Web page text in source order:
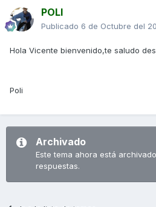
POLI
Publicado 6 de Octubre del
Hola Vicente bienvenido,te saludo
Poli
Archivado
Este tema ahora está
respuestas.